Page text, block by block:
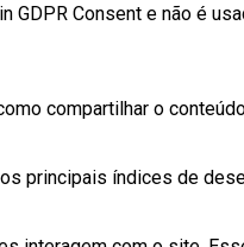
GDPR Consent e não é
compartilhar o
principais índices de